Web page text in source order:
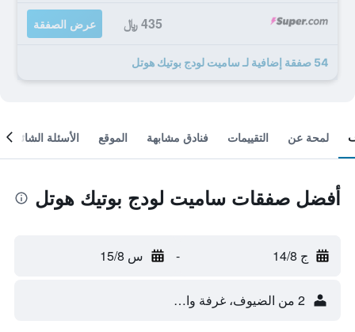
435 ﷼ عرض الصفقة
54 صفقة إضافية لـ ساميت لودج بوتيك هوتل
لمحة عن التقييمات فنادق مشابهة الموقع الأسئلة الشائعة
أفضل صفقات ساميت لودج بوتيك هوتل
ج 14/8 - س 15/8
2 من الضيوف، غرفة واحدة